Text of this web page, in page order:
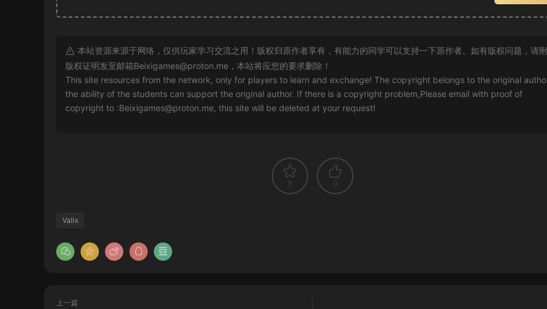
本站资源来源于网络，仅供玩家学习交流之用！版权归原作者享有，有能力的同学可以支持一下原作者。如有版权问题，请
版权证明发至邮箱Beixigames@proton.me ，本站将应您的要求删除！
This site resources from the network, only for players to learn and exchange! The copyright belongs to the original
the ability of the students can support the original author. If there is a copyright problem,Please email with proof of
copyright to :Beixigames@proton.me, this site will be deleted at your request!
5 0
Valix
上一篇